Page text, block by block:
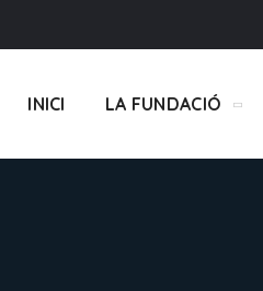
INICI LA FUNDACIÓ